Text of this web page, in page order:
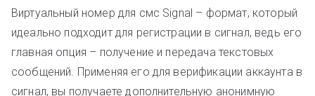
Виртуальный номер для смс Signal – формат, который
идеально подходит для регистрации в сигнал, ведь его
главная опция – получение и передача текстовых
сообщений. Применяя его для верификации аккаунта в
сигнал, вы получаете дополнительную анонимную